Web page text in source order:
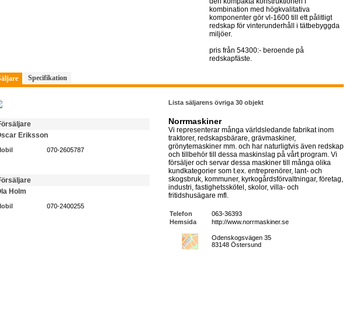
kombination med högkvalitativa
komponenter gör vl-1600 till ett pålitligt
redskap för vinterunderhåll i tätbebyggda
miljöer.
pris från 54300:- beroende på
redskapfäste.
Specifikation
Eriksson
070-2605787
Holm
070-2400255
Lista säljarens övriga 30 objekt
Norrmaskiner
Vi representerar många världsledande fabrikat inom
traktorer, redskapsbärare, grävmaskiner,
grönytemaskiner mm. och har naturligtvis även redskap
och tillbehör till dessa maskinslag på vårt program. Vi
försäljer och servar dessa maskiner till många olika
kundkategorier som t.ex. entreprenörer, lant- och
skogsbruk, kommuner, kyrkogårdsförvaltningar, företag,
industri, fastighetsskötel, skolor, villa- och
fritidshusägare mfl.
Telefon
063-36393
Hemsida
http://www.norrmaskiner.se
Odenskogsvägen 35
83148 Östersund